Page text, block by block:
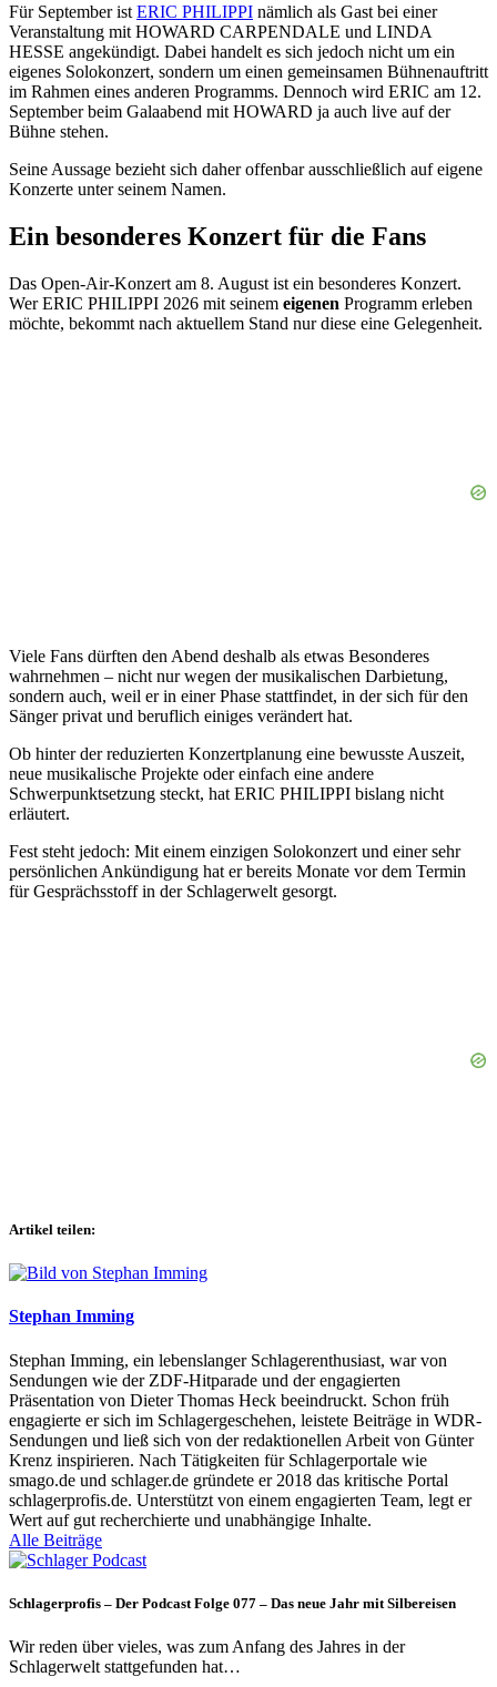
Für September ist ERIC PHILIPPI nämlich als Gast bei einer
Veranstaltung mit HOWARD CARPENDALE und LINDA
HESSE angekündigt. Dabei handelt es sich jedoch nicht um ein
eigenes Solokonzert, sondern um einen gemeinsamen Bühnenauftritt
im Rahmen eines anderen Programms. Dennoch wird ERIC am 12.
September beim Galaabend mit HOWARD ja auch live auf der
Bühne stehen.
Seine Aussage bezieht sich daher offenbar ausschließlich auf eigene
Konzerte unter seinem Namen.
Ein besonderes Konzert für die Fans
Das Open-Air-Konzert am 8. August ist ein besonderes Konzert.
Wer ERIC PHILIPPI 2026 mit seinem eigenen Programm erleben
möchte, bekommt nach aktuellem Stand nur diese eine Gelegenheit.
Viele Fans dürften den Abend deshalb als etwas Besonderes
wahrnehmen – nicht nur wegen der musikalischen Darbietung,
sondern auch, weil er in einer Phase stattfindet, in der sich für den
Sänger privat und beruflich einiges verändert hat.
Ob hinter der reduzierten Konzertplanung eine bewusste Auszeit,
neue musikalische Projekte oder einfach eine andere
Schwerpunktsetzung steckt, hat ERIC PHILIPPI bislang nicht
erläutert.
Fest steht jedoch: Mit einem einzigen Solokonzert und einer sehr
persönlichen Ankündigung hat er bereits Monate vor dem Termin
für Gesprächsstoff in der Schlagerwelt gesorgt.
Artikel teilen:
Stephan Imming
Stephan Imming, ein lebenslanger Schlagerenthusiast, war von
Sendungen wie der ZDF-Hitparade und der engagierten
Präsentation von Dieter Thomas Heck beeindruckt. Schon früh
engagierte er sich im Schlagergeschehen, leistete Beiträge in WDR-
Sendungen und ließ sich von der redaktionellen Arbeit von Günter
Krenz inspirieren. Nach Tätigkeiten für Schlagerportale wie
smago.de und schlager.de gründete er 2018 das kritische Portal
schlagerprofis.de. Unterstützt von einem engagierten Team, legt er
Wert auf gut recherchierte und unabhängige Inhalte.
Alle Beiträge
Schlagerprofis – Der Podcast Folge 077 – Das neue Jahr mit Silbereisen
Wir reden über vieles, was zum Anfang des Jahres in der
Schlagerwelt stattgefunden hat…